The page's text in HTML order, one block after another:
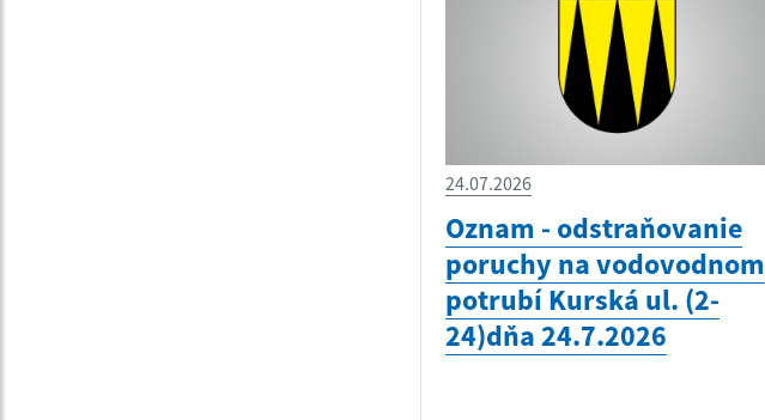
24.07.2026
Oznam - odstraňovanie
poruchy na vodovodnom
potrubí Kurská ul. (2-
24)dňa 24.7.2026